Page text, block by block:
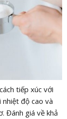
tiếp xúc với
độ cao và
Đánh giá về khả